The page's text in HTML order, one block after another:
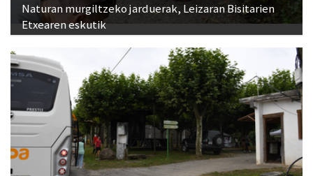
Naturan murgiltzeko jarduerak, Leizaran Bisitarien
Etxearen eskutik